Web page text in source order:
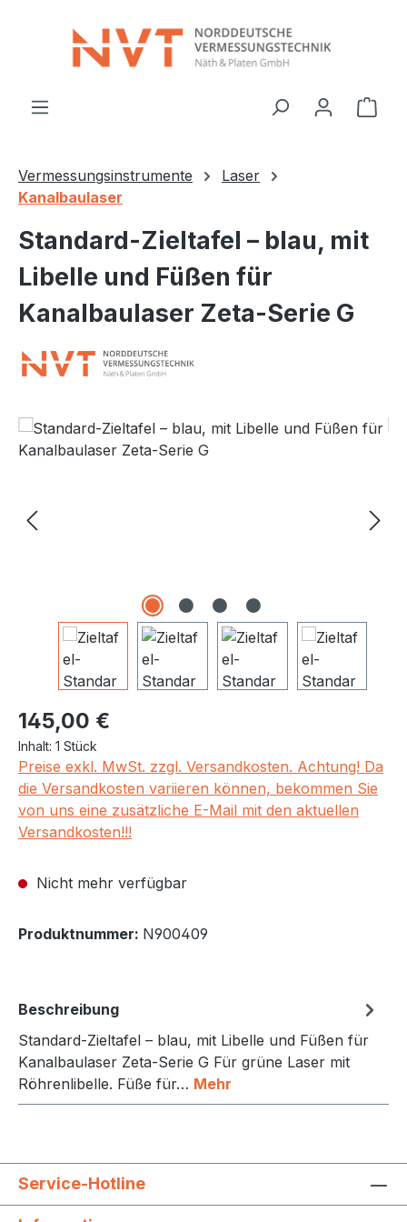
Vermessungsinstrumente
Laser
Kanalbaulaser
Standard-Zieltafel – blau, mit
Libelle und Füßen für
Kanalbaulaser Zeta-Serie G
Bildergalerie überspringen
Regulärer Preis:
145,00 €
Inhalt: 1 Stück
Preise exkl. MwSt. zzgl. Versandkosten. Achtung! Da
die Versandkosten variieren können, bekommen Sie
von uns eine zusätzliche E-Mail mit den aktuellen
Versandkosten!!!
Nicht mehr verfügbar
Produktnummer: N900409
Beschreibung
Standard-Zieltafel – blau, mit Libelle und Füßen für
Kanalbaulaser Zeta-Serie G Für grüne Laser mit
Röhrenlibelle. Füße für… Mehr
Service-Hotline